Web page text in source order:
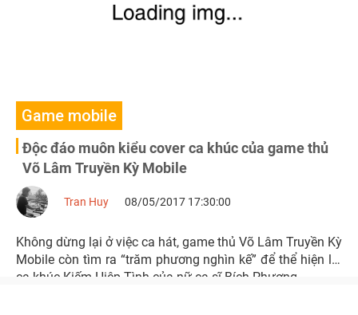
Game mobile
Độc đáo muôn kiểu cover ca khúc của game thủ
Võ Lâm Truyền Kỳ Mobile
Tran Huy 08/05/2017 17:30:00
Không dừng lại ở việc ca hát, game thủ Võ Lâm Truyền Kỳ
Mobile còn tìm ra “trăm phương nghìn kế” để thể hiện lại
ca khúc Kiếm Hiệp Tình của nữ ca sĩ Bích Phương.